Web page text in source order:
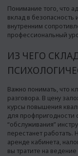
Понимание того, что
вклад в безопасность
внутренним
профессиональный
ИЗ ЧЕГО
Важно понимать, что
разговора. В цену
курсы повышения
для профпригодности
“обслуживания”
перестанет работать.
аренде кабинета,
вы тратите на